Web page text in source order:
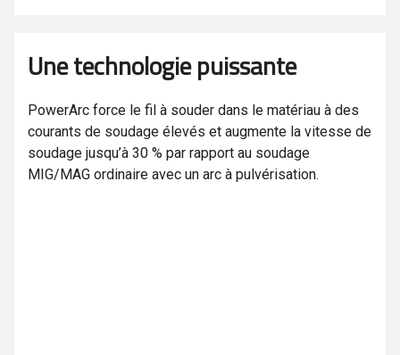
Une technologie puissante
PowerArc force le fil à souder dans le matériau à des
courants de soudage élevés et augmente la vitesse de
soudage jusqu’à 30 % par rapport au soudage
MIG/MAG ordinaire avec un arc à pulvérisation.